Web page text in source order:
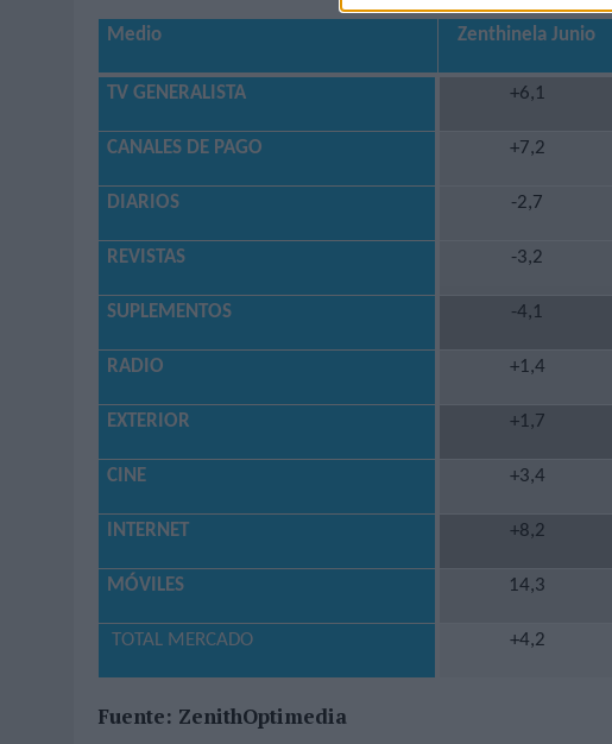
Medio Zenthinela Junio
TV GENERALISTA +6,1
CANALES DE PAGO +7,2
DIARIOS -2,7
REVISTAS -3,2
SUPLEMENTOS -4,1
RADIO +1,4
EXTERIOR +1,7
CINE +3,4
INTERNET +8,2
MÓVILES 14,3
TOTAL MERCADO +4,2
Fuente: ZenithOptimedia